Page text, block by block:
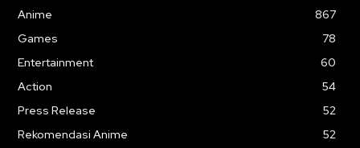
Anime
867
Games
78
Entertainment
60
Action
54
Press Release
52
Rekomendasi Anime
52